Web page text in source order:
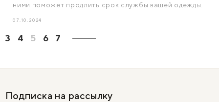
ними поможет продлить срок службы вашей одежды.
07.10.2024
3 4 5 6 7
Подписка на рассылку